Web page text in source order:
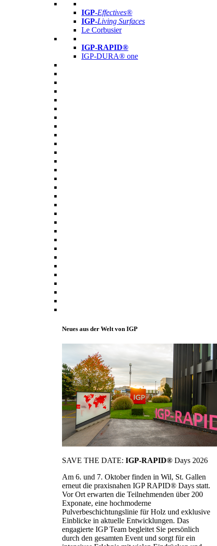
IGP-Effectives®
IGP-Living Surfaces
Le Corbusier
IGP-RAPID®
IGP-DURA® one
Neues aus der Welt von IGP
SAVE THE DATE: IGP-RAPID® Days 2026
Am 6. und 7. Oktober finden in Wil, St. Gallen
erneut die praxisnahen IGP RAPID® Days statt.
Vor Ort erwarten die Teilnehmenden über 200
Exponate, eine hochmoderne
Pulverbeschichtungslinie für Holz und exklusive
Einblicke in aktuelle Entwicklungen. Das
engagierte IGP Team begleitet Sie persönlich
durch den gesamten Event und sorgt für ein